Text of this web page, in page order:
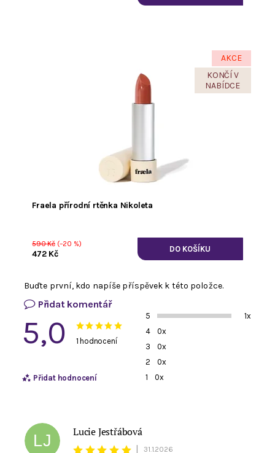
AKCE
KONČÍ V
NABÍDCE
Fraela přírodní rtěnka Nikoleta
590 Kč(–20 %)
472 Kč
Buďte první, kdo napíše příspěvek k této položce.
Přidat komentář
5,0 1 hodnocení
Přidat hodnocení
5
1x
4
0x
3
0x
2
0x
1
0x
LJ
Lucie Jestřábová
| 31.1.2026